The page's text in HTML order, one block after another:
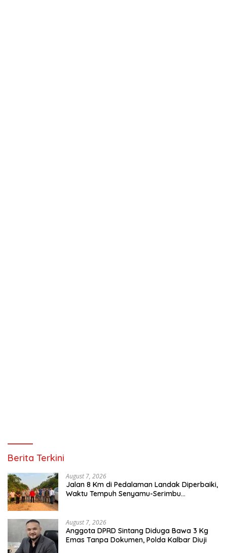
Berita Terkini
August 7, 2026
Jalan 8 Km di Pedalaman Landak Diperbaiki,
Waktu Tempuh Senyamu-Serimbu
August 7, 2026
Anggota DPRD Sintang Diduga Bawa 3 Kg
Emas Tanpa Dokumen, Polda Kalbar Diuji